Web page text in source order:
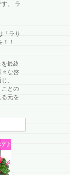
。 ラ
「ラサ
！
最終
々な啓
、
ことの
元を